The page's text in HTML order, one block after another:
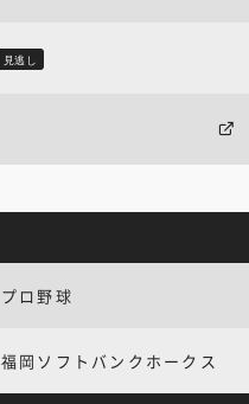
見逃し
プロ野球
福岡ソフトバンクホークス